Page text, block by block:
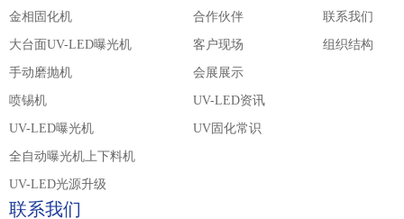
金相固化机
大台面UV-LED曝光机
手动磨抛机
喷锡机
UV-LED曝光机
全自动曝光机上下料机
UV-LED光源升级
合作伙伴
客户现场
会展展示
UV-LED资讯
UV固化常识
联系我们
组织结构
联系我们